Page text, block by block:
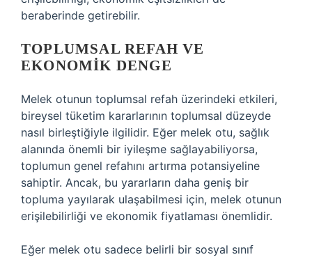
beraberinde getirebilir.
TOPLUMSAL REFAH VE
EKONOMIK DENGE
Melek otunun toplumsal refah üzerindeki etkileri,
bireysel tüketim kararlarının toplumsal düzeyde
nasıl birleştiğiyle ilgilidir. Eğer melek otu, sağlık
alanında önemli bir iyileşme sağlayabiliyorsa,
toplumun genel refahını artırma potansiyeline
sahiptir. Ancak, bu yararların daha geniş bir
topluma yayılarak ulaşabilmesi için, melek otunun
erişilebilirliği ve ekonomik fiyatlaması önemlidir.
Eğer melek otu sadece belirli bir sosyal sınıf